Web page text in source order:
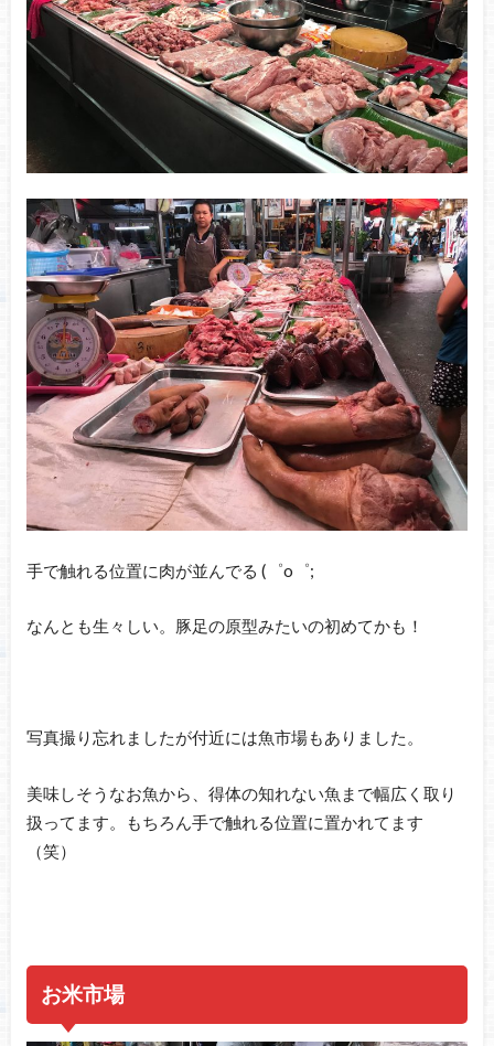
手で触れる位置に肉が並んでる (゜o゜;
なんとも生々しい。豚足の原型みたいの初めてかも！
写真撮り忘れましたが付近には魚市場もありました。
美味しそうなお魚から、得体の知れない魚まで幅広く取り
扱ってます。もちろん手で触れる位置に置かれてます
（笑）
お米市場